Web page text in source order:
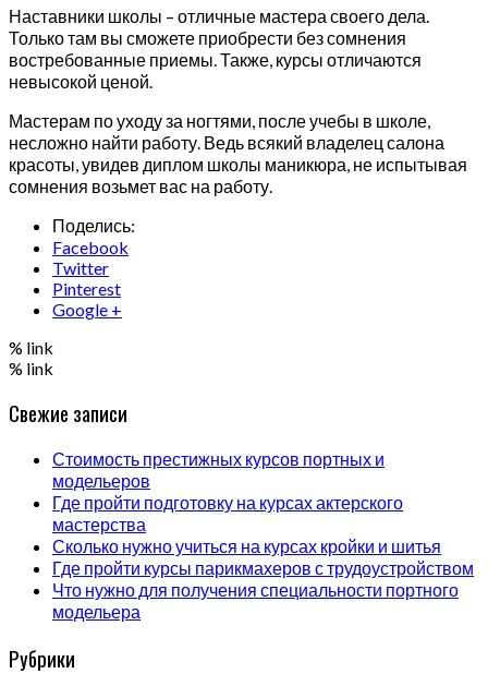
Наставники школы – отличные мастера своего дела.
Только там вы сможете приобрести без сомнения
востребованные приемы. Также, курсы отличаются
невысокой ценой.
Мастерам по уходу за ногтями, после учебы в школе,
несложно найти работу. Ведь всякий владелец салона
красоты, увидев диплом школы маникюра, не испытывая
сомнения возьмет вас на работу.
Поделись:
Facebook
Twitter
Pinterest
Google +
% link
% link
Свежие записи
Стоимость престижных курсов портных и
модельеров
Где пройти подготовку на курсах актерского
мастерства
Сколько нужно учиться на курсах кройки и шитья
Где пройти курсы парикмахеров с трудоустройством
Что нужно для получения специальности портного
модельера
Рубрики